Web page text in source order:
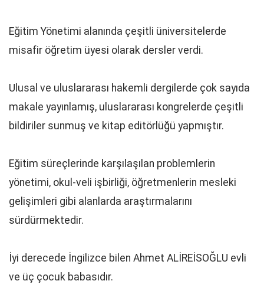
Eğitim Yönetimi alanında çeşitli üniversitelerde
misafir öğretim üyesi olarak dersler verdi.
Ulusal ve uluslararası hakemli dergilerde çok sayıda
makale yayınlamış, uluslararası kongrelerde çeşitli
bildiriler sunmuş ve kitap editörlüğü yapmıştır.
Eğitim süreçlerinde karşılaşılan problemlerin
yönetimi, okul-veli işbirliği, öğretmenlerin mesleki
gelişimleri gibi alanlarda araştırmalarını
sürdürmektedir.
İyi derecede İngilizce bilen Ahmet ALİREİSOĞLU evli
ve üç çocuk babasıdır.